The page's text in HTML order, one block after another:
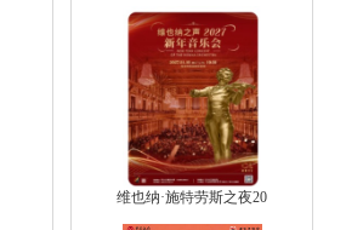
维也纳·施特劳斯之夜20